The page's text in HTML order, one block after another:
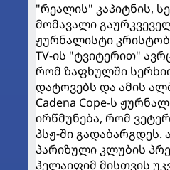
"რეალის" კაპიტნის,
მომავალი
ჟურნალისტი
TV-ის "ტვიტერით"
რომ ზაფხულში
დატოვებს და ამის
Cadena Cope-ს
ირწმუნება, რომ
პსჟ-ში გადაბარგდეს.
პარიზული კლუბის
ჰელაიფიმ მისთვის